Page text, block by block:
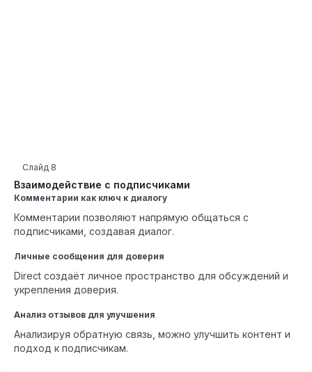
Взаимодействие с подписчиками
Слайд 8
Комментарии как ключ к диалогу
Комментарии позволяют напрямую общаться с
подписчиками, создавая диалог.
Личные сообщения для доверия
Direct создаёт личное пространство для обсуждений и
укрепления доверия.
Анализ отзывов для улучшения
Анализируя обратную связь, можно улучшить контент и
подход к подписчикам.